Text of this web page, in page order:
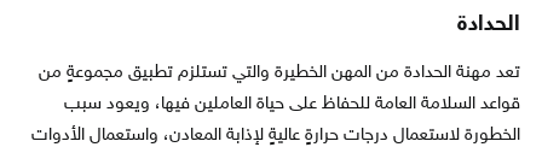
الحدادة
تعد مهنة الحدادة من المهن الخطيرة والتي تستلزم تطبيق مجموعةٍ من
قواعد السلامة العامة للحفاظ على حياة العاملين فيها، ويعود سبب
الخطورة لاستعمال درجات حرارةٍ عاليةٍ لإذابة المعادن، واستعمال الأدوات